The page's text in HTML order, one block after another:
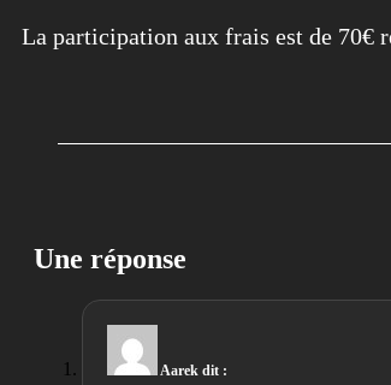
La participation aux frais est de 70€
Une réponse
Aarek dit :